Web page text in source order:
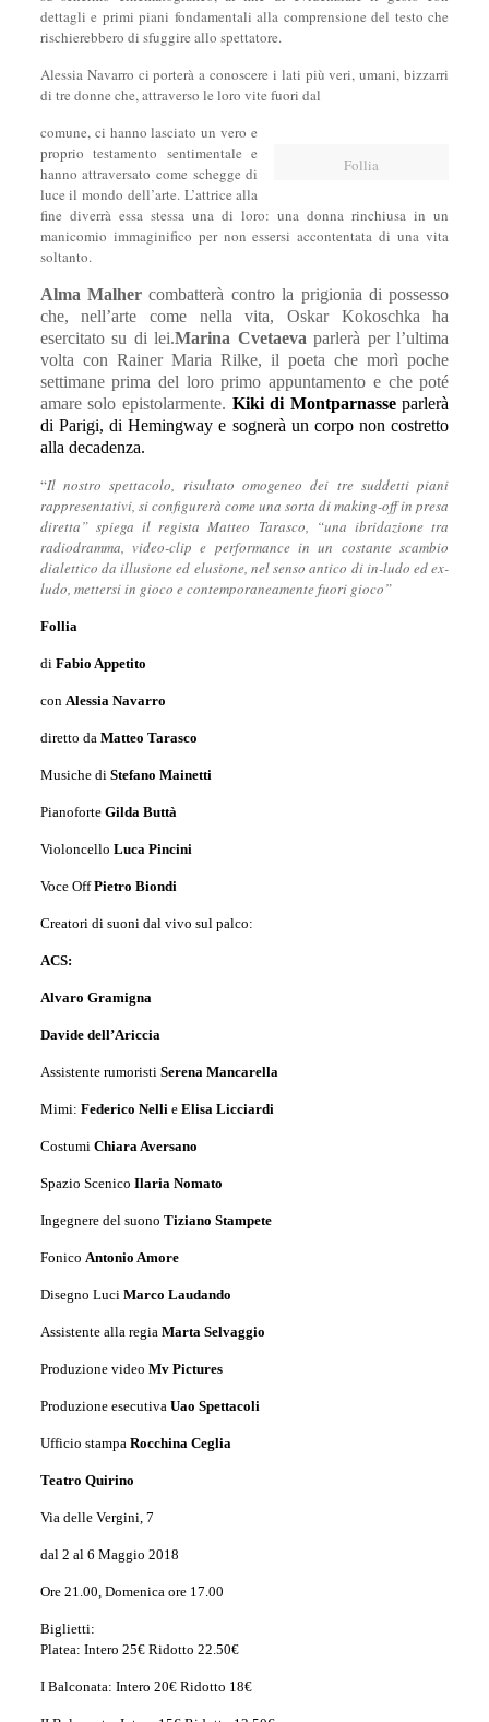
dettagli e primi piani fondamentali alla comprensione del testo che
rischierebbero di sfuggire allo spettatore.
Alessia Navarro ci porterà a conoscere i lati più veri, umani, bizzarri
di tre donne che, attraverso le loro vite fuori dal
Follia
comune, ci hanno lasciato un vero e
proprio testamento sentimentale e
hanno attraversato come schegge di
luce il mondo dell’arte. L’attrice alla
fine diverrà essa stessa una di loro: una donna rinchiusa in un
manicomio immaginifico per non essersi accontentata di una vita
soltanto.
Alma Malher combatterà contro la prigionia di possesso
che, nell’arte come nella vita, Oskar Kokoschka ha
esercitato su di lei.Marina Cvetaevaparlerà per l’ultima
volta con Rainer Maria Rilke, il poeta che morì poche
settimane prima del loro primo appuntamento e che poté
amare solo epistolarmente. Kiki di Montparnasseparlerà
di Parigi, di Hemingway e sognerà un corpo non costretto
alla decadenza.
“Il nostro spettacolo, risultato omogeneo dei tre suddetti piani
rappresentativi, si configurerà come una sorta di making-off in presa
diretta” spiega il regista Matteo Tarasco, “una ibridazione tra
radiodramma, video-clip e performance in un costante scambio
dialettico da illusione ed elusione, nel senso antico di in-ludo ed ex-
ludo, mettersi in gioco e contemporaneamente fuori gioco”
Follia
di Fabio Appetito
con Alessia Navarro
diretto da Matteo Tarasco
Musiche di Stefano Mainetti
Pianoforte Gilda Buttà
Violoncello Luca Pincini
Voce OffPietro Biondi
Creatori di suoni dal vivo sul palco:
ACS:
Alvaro Gramigna
Davide dell’Ariccia
Assistente rumoristi Serena Mancarella
Mimi: Federico Nellie Elisa Licciardi
Costumi Chiara Aversano
Spazio Scenico Ilaria Nomato
Ingegnere del suono Tiziano Stampete
Fonico Antonio Amore
Disegno Luci Marco Laudando
Assistente alla regia Marta Selvaggio
Produzione video Mv Pictures
Produzione esecutiva Uao Spettacoli
Ufficio stampa Rocchina Ceglia
Teatro Quirino
Via delle Vergini, 7
dal 2 al 6 Maggio 2018
Ore 21.00, Domenica ore 17.00
Biglietti:
Platea: Intero 25€ Ridotto 22.50€
I Balconata: Intero 20€ Ridotto 18€